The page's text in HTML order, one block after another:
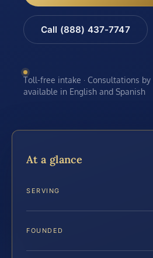
Call (888) 437-7747
Toll-free intake · Consultations
available in English and Spanish
At a glance
SERVING
FOUNDED